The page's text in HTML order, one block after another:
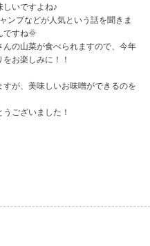
しいですよね♪
ンプなどが人気という話を聞きま
ですね🌞
の山菜が食べられますので、今年
お楽しみに！！
が、美味しいお味噌ができるのを
ございました！